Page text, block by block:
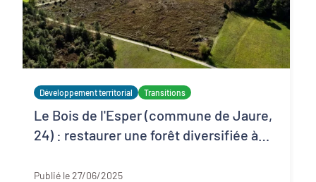
Développement territorial Transitions
Le Bois de l'Esper (commune de Jaure,
24) : restaurer une forêt diversifiée à
Publié le 27/06/2025